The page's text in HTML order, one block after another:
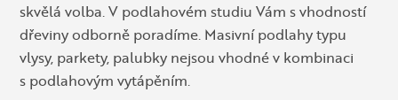
skvělá volba. V podlahovém studiu Vám s vhodností
dřeviny odborně poradíme. Masivní podlahy typu
vlysy, parkety, palubky nejsou vhodné v kombinaci
s podlahovým vytápěním.